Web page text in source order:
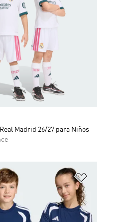
Madrid 26/27 para Niños